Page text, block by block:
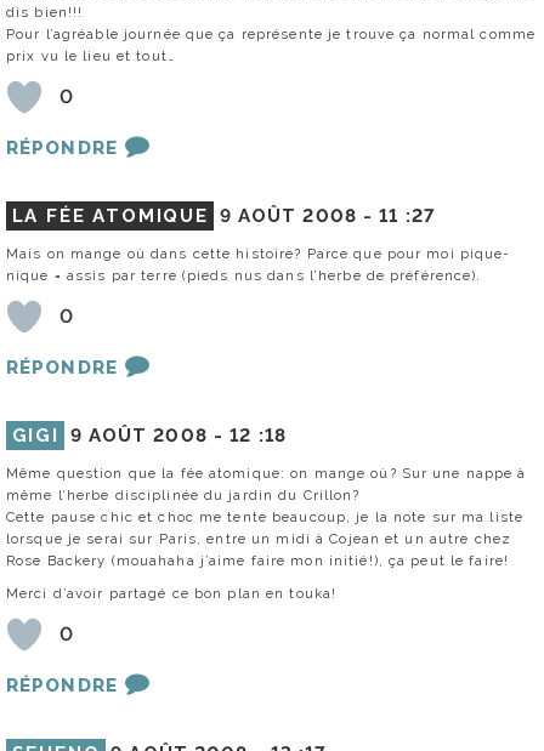
dis bien!!!
Pour l’agréable journée que ça représente je trouve ça normal comme
prix vu le lieu et tout…
0
RÉPONDRE
LA FÉE ATOMIQUE 9 AOÛT 2008 -11 :27
Mais on mange où dans cette histoire? Parce que pour moi pique-
nique = assis par terre (pieds nus dans l’herbe de préférence).
0
RÉPONDRE
GIGI 9 AOÛT 2008 -12 :18
Même question que la fée atomique: on mange où? Sur une nappe à
même l’herbe disciplinée du jardin du Crillon?
Cette pause chic et choc me tente beaucoup, je la note sur ma liste
lorsque je serai sur Paris, entre un midi à Cojean et un autre chez
Rose Backery (mouahaha j’aime faire mon initié!), ça peut le faire!
Merci d’avoir partagé ce bon plan en touka!
0
RÉPONDRE